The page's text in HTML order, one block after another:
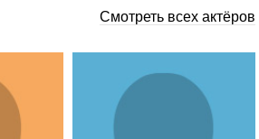
Смотреть всех актёров